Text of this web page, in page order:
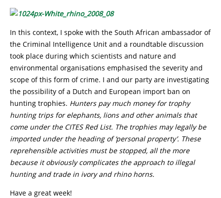
In this context, I spoke with the South African ambassador of
the Criminal Intelligence Unit and a roundtable discussion
took place during which scientists and nature and
environmental organisations emphasised the severity and
scope of this form of crime. I and our party are investigating
the possibility of a Dutch and European import ban on
hunting trophies. Hunters pay much money for trophy
hunting trips for elephants, lions and other animals that
come under the CITES Red List. The trophies may legally be
imported under the heading of ‘personal property’. These
reprehensible activities must be stopped, all the more
because it obviously complicates the approach to illegal
hunting and trade in ivory and rhino horns.
Have a great week!